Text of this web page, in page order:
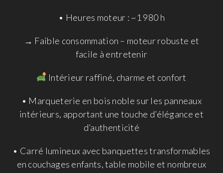
• Heures moteur : ~1 980 h
→ Faible consommation – moteur robuste et
facile à entretenir
Intérieur raffiné, charme et confort
• Marqueterie en bois noble sur les panneaux
intérieurs, apportant une touche d’élégance et
d’authenticité
• Carré lumineux avec banquettes transformables
en couchages enfants, table mobile et nombreux